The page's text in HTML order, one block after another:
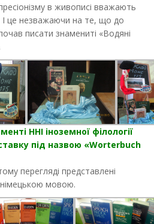
в живописі вважають
це незважаючи на те, що до
писати знамениті «Водяні
ННІ іноземної філології
під назвою «Worterbuch
перегляді представлені
німецькою мовою.